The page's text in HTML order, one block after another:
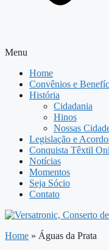
Menu
Home
Convênios e
História
Cidadania
Hinos
Nossas
Legislação e
Conquista Têxtil
Notícias
Momentos
Seja Sócio
Contato
Home » Águas da Prata